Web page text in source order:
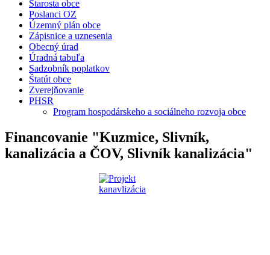
Starosta obce
Poslanci OZ
Územný plán obce
Zápisnice a uznesenia
Obecný úrad
Úradná tabuľa
Sadzobník poplatkov
Štatút obce
Zverejňovanie
PHSR
Program hospodárskeho a sociálneho rozvoja obce
Financovanie "Kuzmice, Slivník,
kanalizácia a ČOV, Slivník kanalizácia"